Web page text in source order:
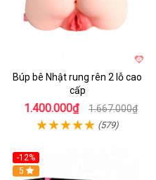
Búp bê Nhật rung rên 2 lỗ cao
cấp
1.400.000₫ 1.667.000₫
(579)
-12%
Hot
5